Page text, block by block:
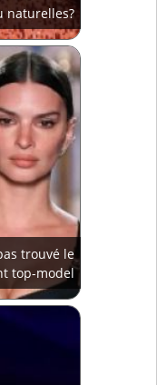
naturelles?
trouvé le
top-model